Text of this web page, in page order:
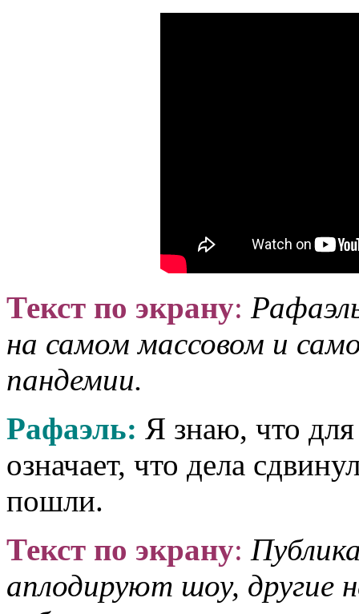
Текст по экрану:
на самом массовом и
пандемии.
Рафаэль: Я знаю, что для
означает, что дела
пошли.
Текст по экрану:
аплодируют шоу, другие